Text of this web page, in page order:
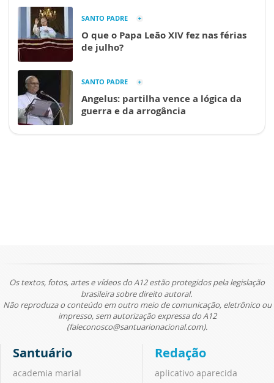
SANTO PADRE
O que o Papa Leão XIV fez nas férias
de julho?
SANTO PADRE
Angelus: partilha vence a lógica da
guerra e da arrogância
Os textos, fotos, artes e vídeos do A12 estão protegidos pela legislação
brasileira sobre direito autoral.
Não reproduza o conteúdo em outro meio de comunicação, eletrônico ou
impresso, sem autorização expressa do A12
(faleconosco@santuarionacional.com).
Santuário
academia marial
Redação
aplicativo aparecida